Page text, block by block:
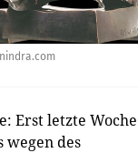
Erst letzte Woche
wegen des